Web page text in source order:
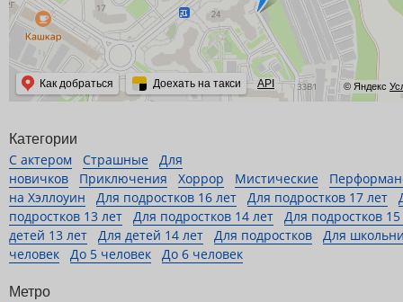
© Яндекс
Как добраться Доехать на такси API
Категории
С актером Страшные
Для
новичков
Приключения Хоррор Мистические
на Хэллоуин
Для подростков 16 лет Для подростков 17 лет
подростков 13 лет
Для подростков 14 лет
Для подростков 15
детей 13 лет
Для детей 14 лет Для подростков
Для
человек
До 5 человек До 6 человек
Метро